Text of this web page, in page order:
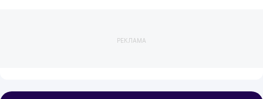
РЕКЛАМА